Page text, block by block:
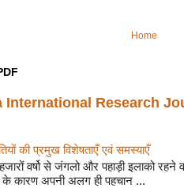
Home
International Research
की प्रमुख विशेषताएँ एवं
वर्षो से जंगलो और पहाड़ी इलाको रहने
के कारण अपनी अलग ही पहचान ...